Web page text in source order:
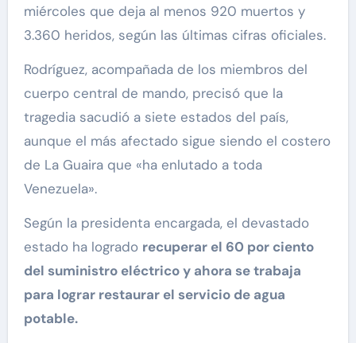
miércoles que deja al menos 920 muertos y
3.360 heridos, según las últimas cifras oficiales.
Rodríguez, acompañada de los miembros del
cuerpo central de mando, precisó que la
tragedia sacudió a siete estados del país,
aunque el más afectado sigue siendo el costero
de La Guaira que «ha enlutado a toda
Venezuela».
Según la presidenta encargada, el devastado
estado ha logrado recuperar el 60 por ciento
del suministro eléctrico y ahora se trabaja
para lograr restaurar el servicio de agua
potable.